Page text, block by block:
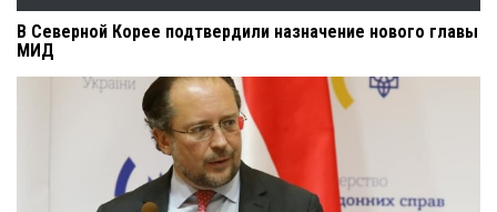
В Северной Корее подтвердили назначение нового главы
МИД